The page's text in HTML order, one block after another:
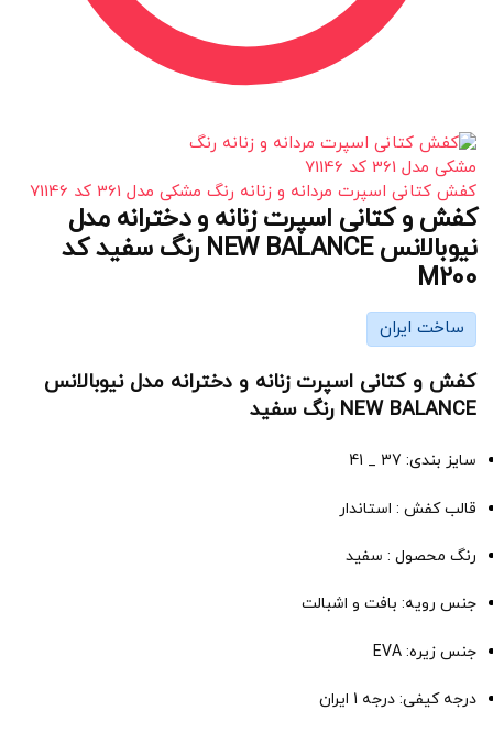
کفش کتانی اسپرت مردانه و زنانه رنگ مشکی مدل 361 کد 71146
کفش و کتانی اسپرت زنانه و دخترانه مدل
نیوبالانس NEW BALANCE رنگ سفید کد
M200
ساخت ایران
کفش و کتانی اسپرت زنانه و دخترانه مدل نیوبالانس
NEW BALANCE رنگ سفید
سایز بندی: 37 _ 41
قالب کفش : استاندار
رنگ محصول : سفید
جنس رویه: بافت و اشبالت
جنس زیره: EVA
درجه کیفی: درجه 1 ایران